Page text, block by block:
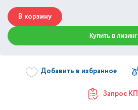
В корзину
Купить в лизинг
Добавить в избранное
Запрос КП